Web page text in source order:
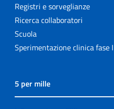
Registri e sorveglianze
Ricerca collaboratori
Scuola
Sperimentazione clinica fase I
5 per mille